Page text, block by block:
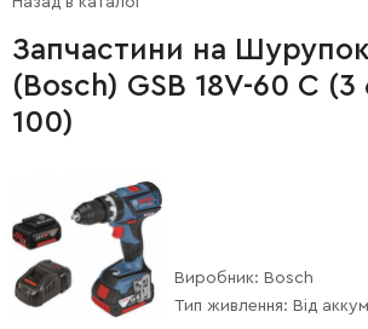
Запчастини на
(Bosch) GSB 18V-60 C (3
100)
Виробник: Bosch
Тип живлення: Від